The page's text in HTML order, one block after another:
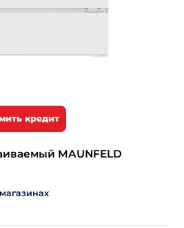
кредит
MAUNFELD
магазинах